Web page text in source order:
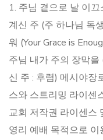
1. 주님 곁으로 날 이
계신 주 (주 하나님 독
워 (Your Grace is
주님 내가 주의 장막
신 주 : 후렴) 메시야장
스와 스트리밍 라이센
교회 저작권 라이센스
영리 예배 목적으로 이